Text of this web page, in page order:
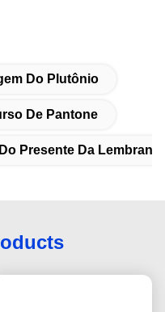
Do Plutônio
De Pantone
Presente Da